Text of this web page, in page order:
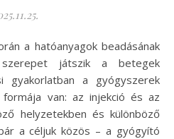
szerepet játszik a betegek
gyakorlatban a gyógyszerek
van: az injekció és az
helyzetekben és különböző
a céljuk közös – a gyógyító